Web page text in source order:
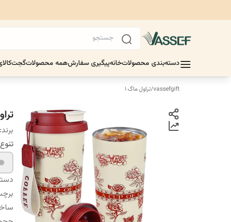
دسته‌بندی محصولاتخانهپیگیری سفارشهمه محصولاتگجت
vassefgift
/تراول ماگ ۱
برند: